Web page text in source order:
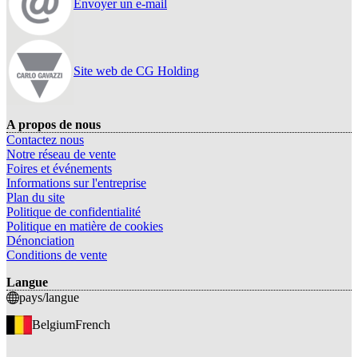
Envoyer un e-mail
Site web de CG Holding
A propos de nous
Contactez nous
Notre réseau de vente
Foires et événements
Informations sur l'entreprise
Plan du site
Politique de confidentialité
Politique en matière de cookies
Dénonciation
Conditions de vente
Langue
pays/langue
BelgiumFrench